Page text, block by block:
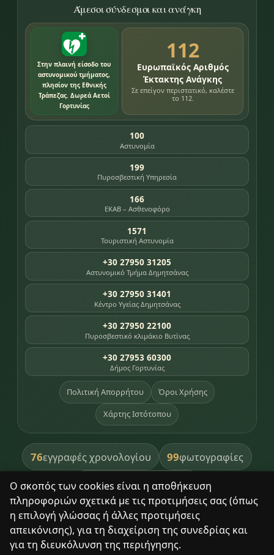
Ο σκοπός των cookies είναι η αποθήκευση
πληροφοριών σχετικά με τις προτιμήσεις σας (όπως
η επιλογή γλώσσας ή άλλες προτιμήσεις
απεικόνισης), για τη διαχείριση της συνεδρίας και
για τη διευκόλυνση της περιήγησης.
Άμεσοι σύνδεσμοι και ανάγκη
Στην πλαινή είσοδο του
αστυνομικού τμήματος,
πλησίον της Εθνικής
Τράπεζας. Δωρεά Αετοί
Γορτυνίας
112
Ευρωπαϊκός Αριθμός
Έκτακτης Ανάγκης
Σε επείγον περιστατικό, καλέστε
το 112.
100
Αστυνομία
199
Πυροσβεστική Υπηρεσία
166
ΕΚΑΒ – Ασθενοφόρο
1571
Τουριστική Αστυνομία
+30 27950 31205
Αστυνομικό Τμήμα Δημητσάνας
+30 27950 31401
Κέντρο Υγείας Δημητσάνας
+30 27950 22100
Πυροσβεστικό κλιμάκιο Βυτίνας
+30 27953 60300
Δήμος Γορτυνίας
Πολιτική Απορρήτου Όροι Χρήσης
Χάρτης Ιστότοπου
76εγγραφές χρονολογίου 99φωτογραφίες
391βιβλία βιβλιοθήκης
8σημεία κληρονομιάς